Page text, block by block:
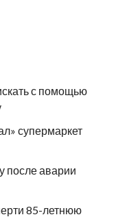
с помощью
супермаркет
после аварии
85-летнюю